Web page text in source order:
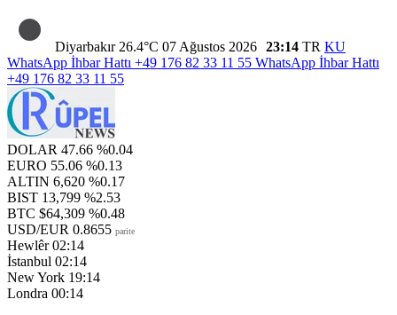
Diyarbakır 26.4°C 07 Ağustos 2026 23:14 TR KU
WhatsApp İhbar Hattı +49 176 82 33 11 55 WhatsApp İhbar Hattı
+49 176 82 33 11 55
DOLAR 47.66 %0.04
EURO 55.06 %0.13
ALTIN 6,620 %0.17
BIST 13,799 %2.53
BTC $64,309 %0.48
USD/EUR 0.8655 parite
Hewlêr 02:14
İstanbul 02:14
New York 19:14
Londra 00:14